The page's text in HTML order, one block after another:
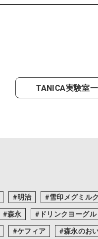
TANICA実験室
明治
雪印メグミル
森永
ドリンクヨーグ
ケフィア
森永のお